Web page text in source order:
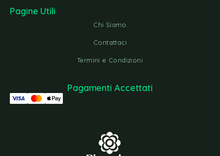
Pagine Utili
Chi Siamo
Contattaci
Termini e Condizioni
Pagamenti Accettati